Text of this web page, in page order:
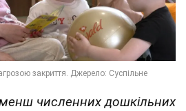
численних дошкільних